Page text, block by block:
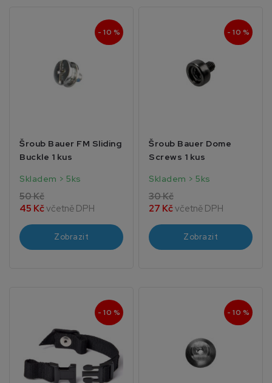
- 10 %
Šroub Bauer FM Sliding
Buckle 1 kus
Skladem > 5ks
50 Kč
45 Kčvčetně DPH
Zobrazit
- 10 %
Šroub Bauer Dome
Screws 1 kus
Skladem > 5ks
30 Kč
27 Kčvčetně DPH
Zobrazit
- 10 % - 10 %